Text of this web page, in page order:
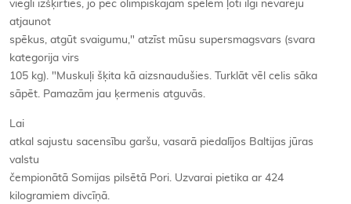
viegli izšķirties, jo pēc olimpiskajām spēlēm ļoti ilgi nevarēju
atjaunot
spēkus, atgūt svaigumu," atzīst mūsu supersmagsvars (svara
kategorija virs
105 kg). "Muskuļi šķita kā aizsnaudušies. Turklāt vēl celis sāka
sāpēt. Pamazām jau ķermenis atguvās.
Lai
atkal sajustu sacensību garšu, vasarā piedalījos Baltijas jūras
valstu
čempionātā Somijas pilsētā Pori. Uzvarai pietika ar 424
kilogramiem divcīņā.